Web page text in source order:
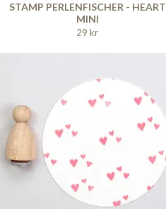
STAMP PERLENFISCHER - HEART
MINI
29 kr